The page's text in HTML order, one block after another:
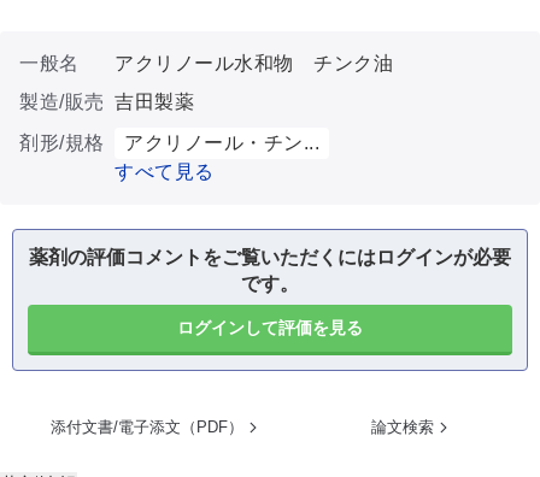
一般名
アクリノール水和物 チンク油
製造/販売 吉田製薬
剤形/規格
アクリノール・チン...
すべて見る
薬剤の評価コメントをご覧いただくにはログインが必要
です。
ログインして評価を見る
添付文書/電子添文（PDF） 論文検索